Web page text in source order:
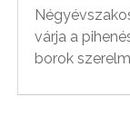
várja a
borok